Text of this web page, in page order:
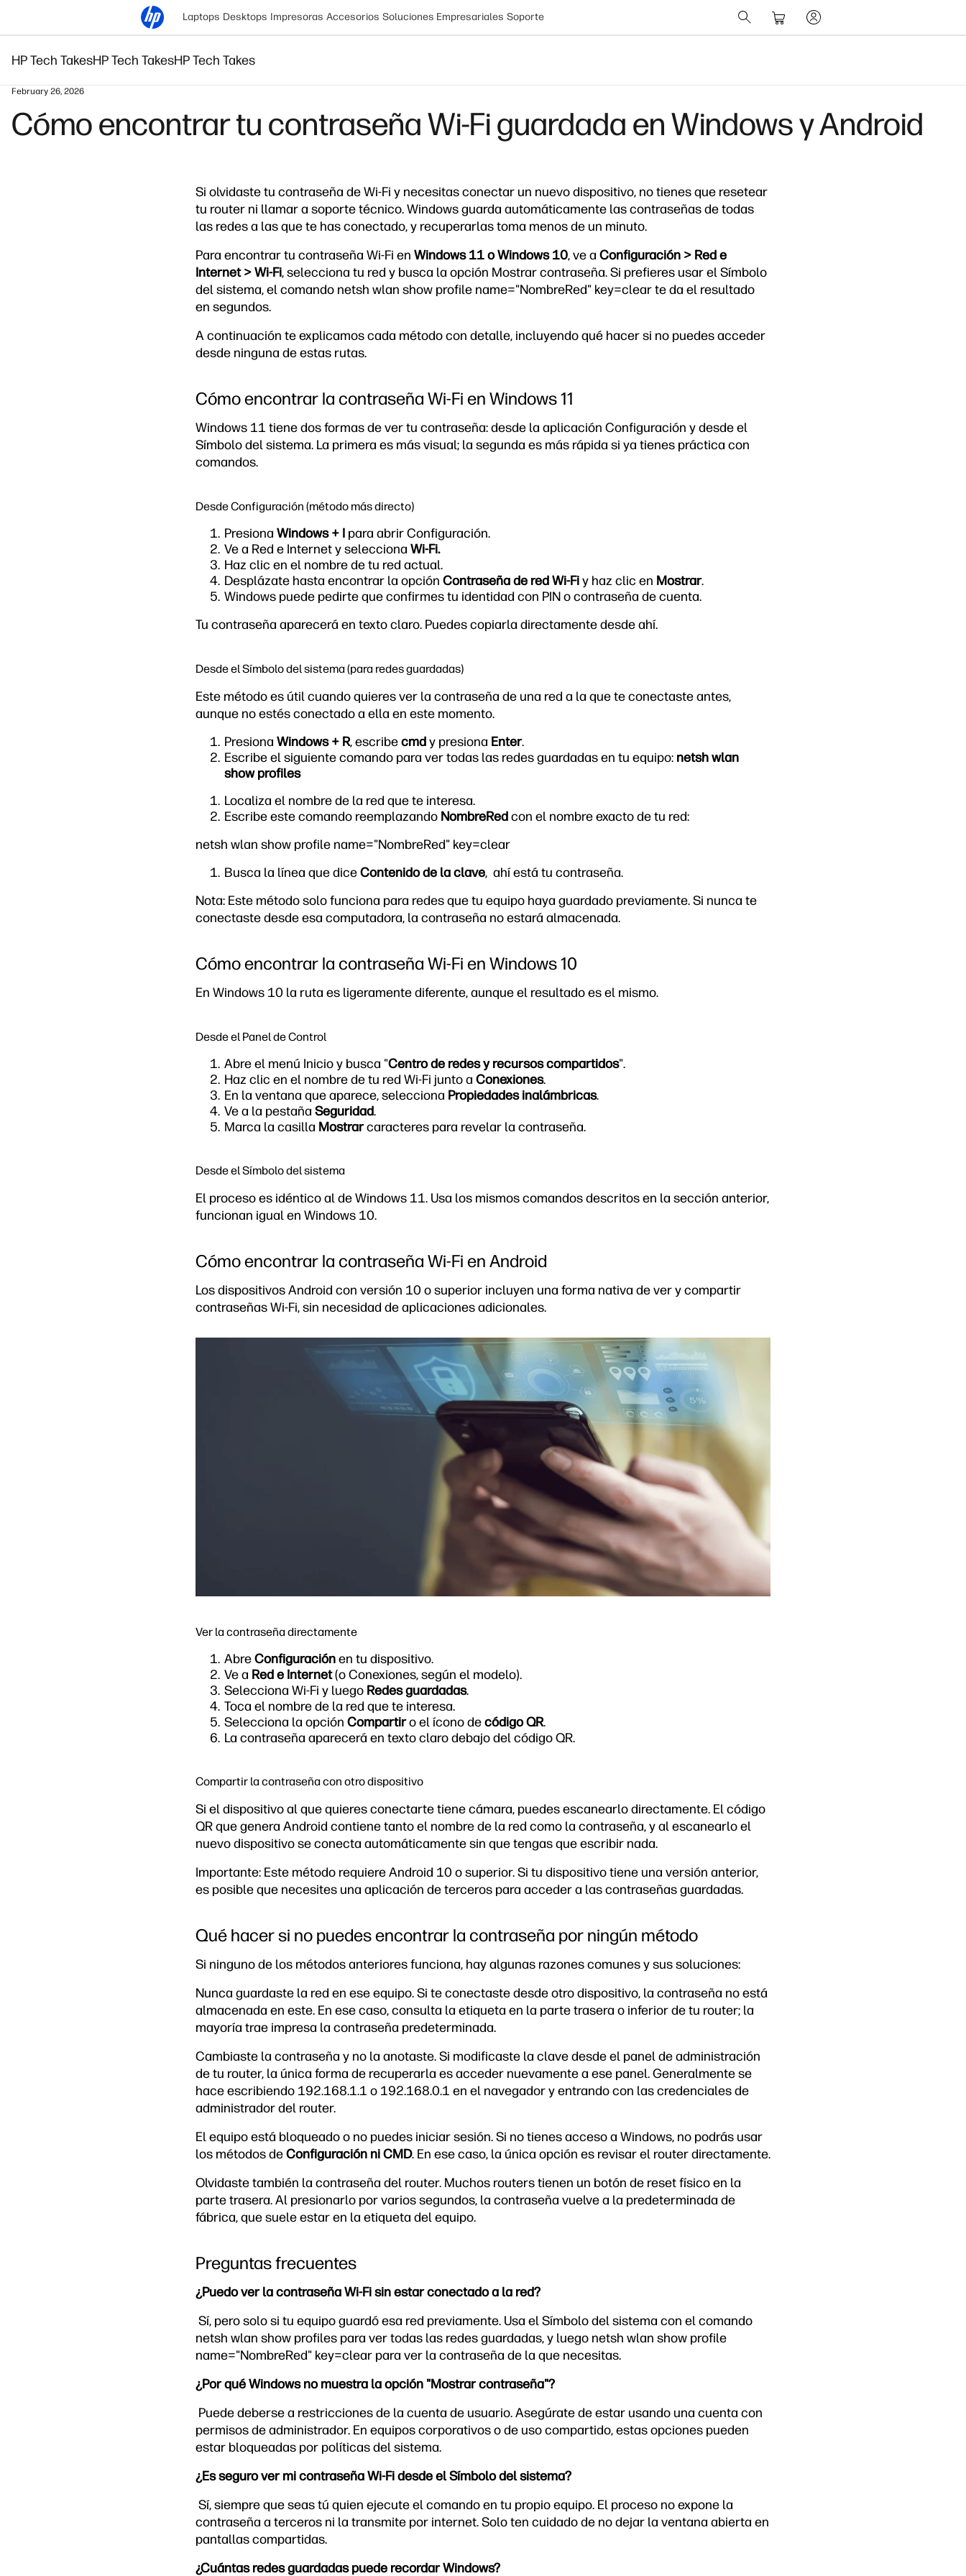
Laptops Desktops Impresoras Accesorios Soluciones Empresariales Soporte
HP Tech TakesHP Tech TakesHP Tech Takes
February 26, 2026
Cómo encontrar tu contraseña Wi-Fi guardada en Windows y Android
Si olvidaste tu contraseña de Wi-Fi y necesitas conectar un nuevo dispositivo, no tienes que resetear
tu router ni llamar a soporte técnico. Windows guarda automáticamente las contraseñas de todas
las redes a las que te has conectado, y recuperarlas toma menos de un minuto.
Para encontrar tu contraseña Wi-Fi en Windows 11 o Windows 10, ve a Configuración > Red e
Internet > Wi-Fi, selecciona tu red y busca la opción Mostrar contraseña. Si prefieres usar el Símbolo
del sistema, el comando netsh wlan show profile name="NombreRed" key=clear te da el resultado
en segundos.
A continuación te explicamos cada método con detalle, incluyendo qué hacer si no puedes acceder
desde ninguna de estas rutas.
Cómo encontrar la contraseña Wi-Fi en Windows 11
Windows 11 tiene dos formas de ver tu contraseña: desde la aplicación Configuración y desde el
Símbolo del sistema. La primera es más visual; la segunda es más rápida si ya tienes práctica con
comandos.
Desde Configuración (método más directo)
Presiona Windows + I para abrir Configuración.
Ve a Red e Internet y selecciona Wi-Fi.
Haz clic en el nombre de tu red actual.
Desplázate hasta encontrar la opción Contraseña de red Wi-Fiy haz clic en Mostrar.
Windows puede pedirte que confirmes tu identidad con PIN o contraseña de cuenta.
Tu contraseña aparecerá en texto claro. Puedes copiarla directamente desde ahí.
Desde el Símbolo del sistema (para redes guardadas)
Este método es útil cuando quieres ver la contraseña de una red a la que te conectaste antes,
aunque no estés conectado a ella en este momento.
Presiona Windows + R, escribecmdy presiona Enter.
Escribe el siguiente comando para ver todas las redes guardadas en tu equipo: netsh wlan
show profiles
Localiza el nombre de la red que te interesa.
Escribe este comando reemplazando NombreRedcon el nombre exacto de tu red:
netsh wlan show profile name="NombreRed" key=clear
Busca la línea que diceContenido de la clave, ahí está tu contraseña.
Nota: Este método solo funciona para redes que tu equipo haya guardado previamente. Si nunca te
conectaste desde esa computadora, la contraseña no estará almacenada.
Cómo encontrar la contraseña Wi-Fi en Windows 10
En Windows 10 la ruta es ligeramente diferente, aunque el resultado es el mismo.
Desde el Panel de Control
Abre el menú Inicio y busca "Centro de redes y recursos compartidos".
Haz clic en el nombre de tu red Wi-Fi junto a Conexiones.
En la ventana que aparece, selecciona Propiedades inalámbricas.
Ve a la pestaña Seguridad.
Marca la casilla Mostrarcaracteres para revelar la contraseña.
Desde el Símbolo del sistema
El proceso es idéntico al de Windows 11. Usa los mismos comandos descritos en la sección anterior,
funcionan igual en Windows 10.
Cómo encontrar la contraseña Wi-Fi en Android
Los dispositivos Android con versión 10 o superior incluyen una forma nativa de ver y compartir
contraseñas Wi-Fi, sin necesidad de aplicaciones adicionales.
Ver la contraseña directamente
AbreConfiguraciónen tu dispositivo.
Ve a Red e Internet(o Conexiones, según el modelo).
Selecciona Wi-Fi y luego Redes guardadas.
Toca el nombre de la red que te interesa.
Selecciona la opción Compartiro el ícono decódigo QR.
La contraseña aparecerá en texto claro debajo del código QR.
Compartir la contraseña con otro dispositivo
Si el dispositivo al que quieres conectarte tiene cámara, puedes escanearlo directamente. El código
QR que genera Android contiene tanto el nombre de la red como la contraseña, y al escanearlo el
nuevo dispositivo se conecta automáticamente sin que tengas que escribir nada.
Importante: Este método requiere Android 10 o superior. Si tu dispositivo tiene una versión anterior,
es posible que necesites una aplicación de terceros para acceder a las contraseñas guardadas.
Qué hacer si no puedes encontrar la contraseña por ningún método
Si ninguno de los métodos anteriores funciona, hay algunas razones comunes y sus soluciones:
Nunca guardaste la red en ese equipo. Si te conectaste desde otro dispositivo, la contraseña no está
almacenada en este. En ese caso, consulta la etiqueta en la parte trasera o inferior de tu router; la
mayoría trae impresa la contraseña predeterminada.
Cambiaste la contraseña y no la anotaste. Si modificaste la clave desde el panel de administración
de tu router, la única forma de recuperarla es acceder nuevamente a ese panel. Generalmente se
hace escribiendo 192.168.1.1 o 192.168.0.1 en el navegador y entrando con las credenciales de
administrador del router.
El equipo está bloqueado o no puedes iniciar sesión. Si no tienes acceso a Windows, no podrás usar
los métodos deConfiguración ni CMD. En ese caso, la única opción es revisar el router directamente.
Olvidaste también la contraseña del router. Muchos routers tienen un botón de reset físico en la
parte trasera. Al presionarlo por varios segundos, la contraseña vuelve a la predeterminada de
fábrica, que suele estar en la etiqueta del equipo.
Preguntas frecuentes
¿Puedo ver la contraseña Wi-Fi sin estar conectado a la red?
Sí, pero solo si tu equipo guardó esa red previamente. Usa el Símbolo del sistema con el comando
netsh wlan show profiles para ver todas las redes guardadas, y luego netsh wlan show profile
name="NombreRed" key=clear para ver la contraseña de la que necesitas.
¿Por qué Windows no muestra la opción "Mostrar contraseña"?
Puede deberse a restricciones de la cuenta de usuario. Asegúrate de estar usando una cuenta con
permisos de administrador. En equipos corporativos o de uso compartido, estas opciones pueden
estar bloqueadas por políticas del sistema.
¿Es seguro ver mi contraseña Wi-Fi desde el Símbolo del sistema?
Sí, siempre que seas tú quien ejecute el comando en tu propio equipo. El proceso no expone la
contraseña a terceros ni la transmite por internet. Solo ten cuidado de no dejar la ventana abierta en
pantallas compartidas.
¿Cuántas redes guardadas puede recordar Windows?